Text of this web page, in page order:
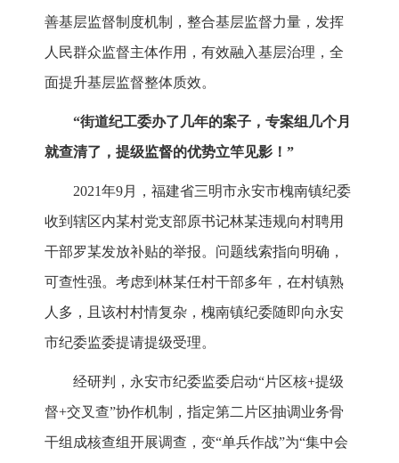
善基层监督制度机制，整合基层监督力量，发挥
人民群众监督主体作用，有效融入基层治理，全
面提升基层监督整体质效。
“街道纪工委办了几年的案子，专案组几个月
就查清了，提级监督的优势立竿见影！”
2021年9月，福建省三明市永安市槐南镇纪委
收到辖区内某村党支部原书记林某违规向村聘用
干部罗某发放补贴的举报。问题线索指向明确，
可查性强。考虑到林某任村干部多年，在村镇熟
人多，且该村村情复杂，槐南镇纪委随即向永安
市纪委监委提请提级受理。
经研判，永安市纪委监委启动“片区核+提级
督+交叉查”协作机制，指定第二片区抽调业务骨
干组成核查组开展调查，变“单兵作战”为“集中会